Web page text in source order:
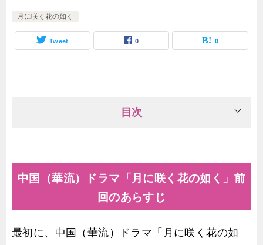
月に咲く花の如く
Tweet 0 0
目次
中国（華流）ドラマ「月に咲く花の如く」前
回のあらすじ
最初に、中国（華流）ドラマ「月に咲く花の如